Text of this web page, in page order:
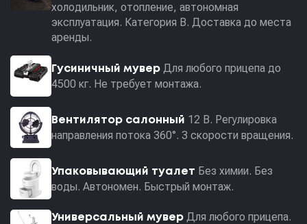
холодильник, отопление, автономная
эксплуатация. Категория В. Доставка до места
аренды.
Гусиничный мувер Для любого прицепа до
4500 кг. Не требует монтажа.
Вентилятор салонный 12 В. Регулировка
направления потока 360°. 3 скорости вращения.
Упаковывающий туалет Без химии. Без
воды. Автономен. Быстрый монтаж.
Универсальный мувер Для любого прицепа.